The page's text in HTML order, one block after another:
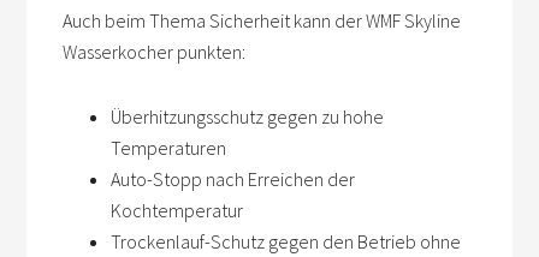
Auch beim Thema Sicherheit kann der WMF Skyline
Wasserkocher punkten:
Überhitzungsschutz gegen zu hohe
Temperaturen
Auto-Stopp nach Erreichen der
Kochtemperatur
Trockenlauf-Schutz gegen den Betrieb ohne